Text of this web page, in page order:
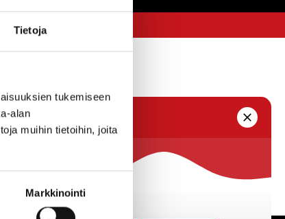
Tietoja
tukemiseen
alan
muihin tietoihin, joita
Markkinointi